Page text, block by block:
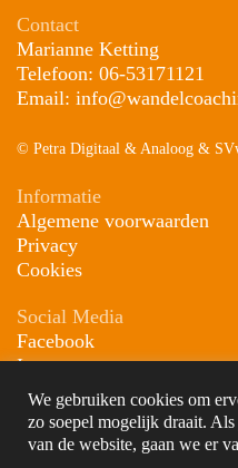
Contact
Marianne Ketting
Telefoon: 06-53171121
Email:
© Petra Digitaal & Analoog &
Informatie
Algemene voorwaarden
Privacy
Cookies
Social Media
Facebook
Instagram
LinkedIn
YouTube
We gebruiken cookies om
zo soepel mogelijk draait.
van de website, gaan we er